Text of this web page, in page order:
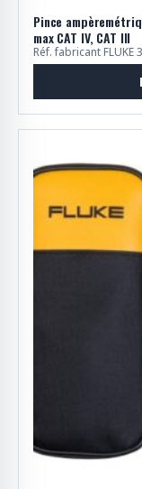
Pince
max CAT IV, CAT III
Réf. fabricant FLUKE